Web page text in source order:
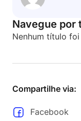
Navegue por
Nenhum título
Compartilhe via:
Facebook